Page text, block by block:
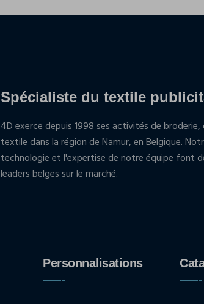
Spécialiste du textile
4D exerce depuis 1998 ses activités de
textile dans la région de Namur, en Belgique.
technologie et l'expertise de notre équipe font
leaders belges sur le marché.
Personnalisations